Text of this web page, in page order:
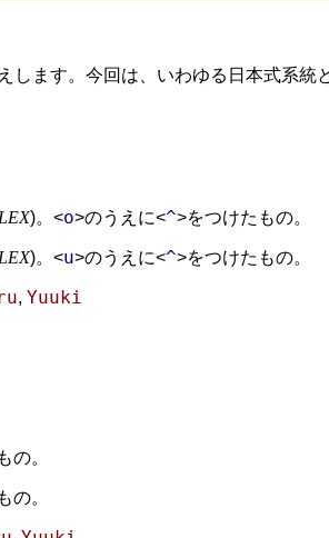
します。今回は、いわゆる日本式系統
)。<o>のうえに<^>をつけたもの。
)。<u>のうえに<^>をつけたもの。
, Yuuki
の。
の。